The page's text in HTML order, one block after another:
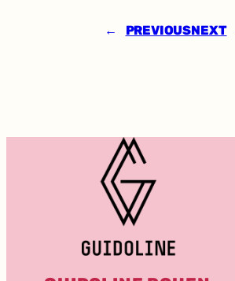
r
2
U
W
S
D
E
C
E
B
← PREVIOUSNEXT